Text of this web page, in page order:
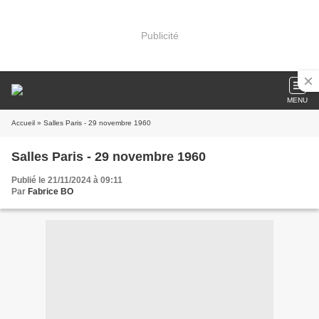
Publicité
MENU
Accueil » Salles Paris - 29 novembre 1960
Salles Paris - 29 novembre 1960
Publié le 21/11/2024 à 09:11
Par Fabrice BO